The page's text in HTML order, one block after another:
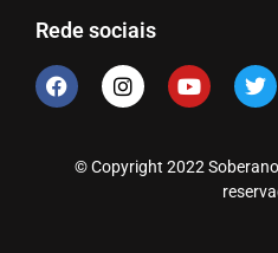
Rede sociais
© Copyright 2022